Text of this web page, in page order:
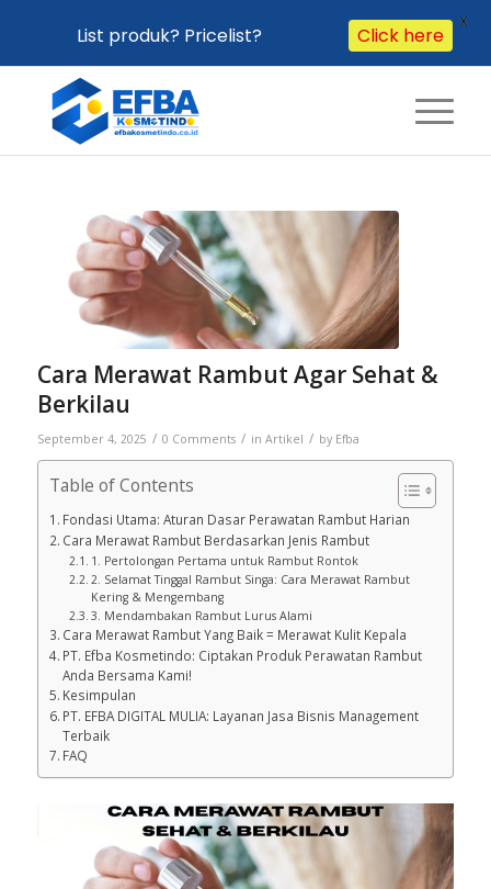
Cara Merawat Rambut Agar Sehat &
Berkilau
September 4, 2025 / 0 Comments / in Artikel / by Efba
Table of Contents
Fondasi Utama: Aturan Dasar Perawatan Rambut Harian
Cara Merawat Rambut Berdasarkan Jenis Rambut
1. Pertolongan Pertama untuk Rambut Rontok
2. Selamat Tinggal Rambut Singa: Cara Merawat Rambut
Kering & Mengembang
3. Mendambakan Rambut Lurus Alami
Cara Merawat Rambut Yang Baik = Merawat Kulit Kepala
PT. Efba Kosmetindo: Ciptakan Produk Perawatan Rambut
Anda Bersama Kami!
Kesimpulan
PT. EFBA DIGITAL MULIA: Layanan Jasa Bisnis Management
Terbaik
FAQ
List produk? Pricelist? Click here
X